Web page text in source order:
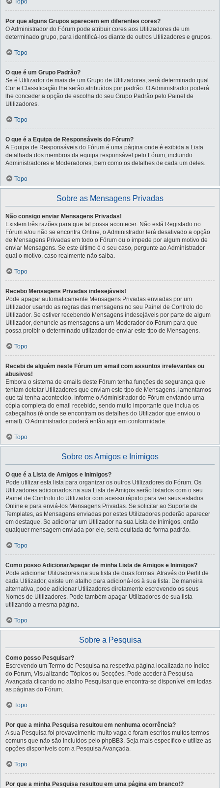
Topo
Por que alguns Grupos aparecem em diferentes cores?
O Administrador do Fórum pode atribuir cores aos Utilizadores de um
determinado grupo, para identificá-los diante de outros Utilizadores e grupos.
Topo
O que é um Grupo Padrão?
Se é Utilizador de mais de um Grupo de Utilizadores, será determinado qual
Cor e Classificação lhe serão atribuídos por padrão. O Administrador poderá
lhe conceder a opção de escolha do seu Grupo Padrão pelo Painel de
Utilizadores.
Topo
O que é a Equipa de Responsáveis do Fórum?
A Equipa de Responsáveis do Fórum é uma página onde é exibida a Lista
detalhada dos membros da equipa responsável pelo Fórum, incluindo
Administradores e Moderadores, bem como os detalhes de cada um deles.
Topo
Sobre as Mensagens Privadas
Não consigo enviar Mensagens Privadas!
Existem três razões para que tal possa acontecer: Não está Registado no
Fórum e/ou não se encontra Online, o Administrador terá desativado a opção
de Mensagens Privadas em todo o Fórum ou o impede por algum motivo de
enviar Mensagens. Se este último é o seu caso, pergunte ao Administrador
qual o motivo, caso realmente não saiba.
Topo
Recebo Mensagens Privadas indesejáveis!
Pode apagar automaticamente Mensagens Privadas enviadas por um
Utilizador usando as regras das mensagens no seu Painel de Controlo do
Utilizador. Se estiver recebendo Mensagens indesejáveis por parte de algum
Utilizador, denuncie as mensagens a um Moderador do Fórum para que
possa proibir o determinado utilizador de enviar este tipo de Mensagens.
Topo
Recebi de alguém neste Fórum um email com assuntos irrelevantes ou
abusivos!
Embora o sistema de emails deste Fórum tenha funções de segurança que
tentam detetar Utilizadores que enviam este tipo de Mensagens, lamentamos
que tal tenha acontecido. Informe o Administrador do Fórum enviando uma
cópia completa do email recebido, sendo muito importante que inclua os
cabeçalhos (é onde se encontram os detalhes do Utilizador que enviou o
email). O Administrador poderá então agir em conformidade.
Topo
Sobre os Amigos e Inimigos
O que é a Lista de Amigos e Inimigos?
Pode utilizar esta lista para organizar os outros Utilizadores do Fórum. Os
Utilizadores adicionados na sua Lista de Amigos serão listados com o seu
Painel de Controlo do Utilizador com acesso rápido para ver seus estados
Online e para enviá-los Mensagens Privadas. Se solicitar ao Suporte de
Templates, as Mensagens enviadas por estes Utilizadores poderão aparecer
em destaque. Se adicionar um Utilizador na sua Lista de Inimigos, então
qualquer mensagem enviada por ele, será ocultada de forma padrão.
Topo
Como posso Adicionar/apagar de minha Lista de Amigos e Inimigos?
Pode adicionar Utilizadores na sua lista de duas formas. Através do Perfil de
cada Utilizador, existe um atalho para adicioná-los à sua lista. De maneira
alternativa, pode adicionar Utilizadores diretamente escrevendo os seus
Nomes de Utilizadores. Pode também apagar Utilizadores de sua lista
utilizando a mesma página.
Topo
Sobre a Pesquisa
Como posso Pesquisar?
Escrevendo um Termo de Pesquisa na respetiva página localizada no Índice
do Fórum, Visualizando Tópicos ou Secções. Pode aceder à Pesquisa
Avançada clicando no atalho Pesquisar que encontra-se disponível em todas
as páginas do Fórum.
Topo
Por que a minha Pesquisa resultou em nenhuma ocorrência?
A sua Pesquisa foi provavelmente muito vaga e foram escritos muitos termos
comuns que não são incluídos pelo phpBB3. Seja mais específico e utilize as
opções disponíveis com a Pesquisa Avançada.
Topo
Por que a minha Pesquisa resultou em uma página em branco!?